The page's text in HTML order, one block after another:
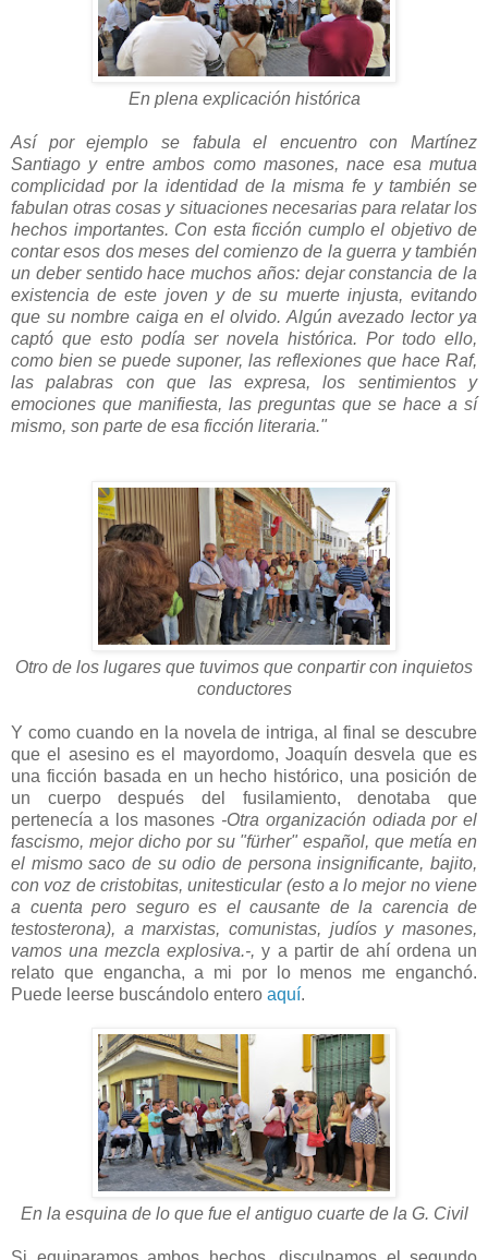
En plena explicación histórica
Así por ejemplo se fabula el encuentro con Martínez
Santiago y entre ambos como masones, nace esa mutua
complicidad por la identidad de la misma fe y también se
fabulan otras cosas y situaciones necesarias para relatar los
hechos importantes. Con esta ficción cumplo el objetivo de
contar esos dos meses del comienzo de la guerra y también
un deber sentido hace muchos años: dejar constancia de la
existencia de este joven y de su muerte injusta, evitando
que su nombre caiga en el olvido. Algún avezado lector ya
captó que esto podía ser novela histórica. Por todo ello,
como bien se puede suponer, las reflexiones que hace Raf,
las palabras con que las expresa, los sentimientos y
emociones que manifiesta, las preguntas que se hace a sí
mismo, son parte de esa ficción literaria."
Otro de los lugares que tuvimos que conpartir con inquietos
conductores
Y como cuando en la novela de intriga, al final se descubre
que el asesino es el mayordomo, Joaquín desvela que es
una ficción basada en un hecho histórico, una posición de
un cuerpo después del fusilamiento, denotaba que
pertenecía a los masones -Otra organización odiada por el
fascismo, mejor dicho por su "fürher" español, que metía en
el mismo saco de su odio de persona insignificante, bajito,
con voz de cristobitas, unitesticular (esto a lo mejor no viene
a cuenta pero seguro es el causante de la carencia de
testosterona), a marxistas, comunistas, judíos y masones,
vamos una mezcla explosiva.-, y a partir de ahí ordena un
relato que engancha, a mi por lo menos me enganchó.
Puede leerse buscándolo entero aquí.
En la esquina de lo que fue el antiguo cuarte de la G. Civil